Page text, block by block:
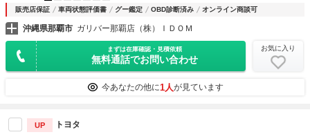
販売店保証 車両状態評価書 グー鑑定 OBD診断済み オンライン商談可
沖縄県那覇市 ガリバー那覇店（株）ＩＤＯＭ
まずは在庫確認・見積依頼
無料通話でお問い合わせ
お気に入り
今あなたの他に1人が見ています
UP トヨタ